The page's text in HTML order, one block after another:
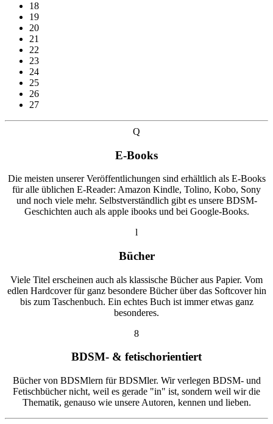
18
19
20
21
22
23
24
25
26
27
Q
E-Books
Die meisten unserer Veröffentlichungen sind erhältlich als E-Books
für alle üblichen E-Reader: Amazon Kindle, Tolino, Kobo, Sony
und noch viele mehr. Selbstverständlich gibt es unsere BDSM-
Geschichten auch als apple ibooks und bei Google-Books.
l
Bücher
Viele Titel erscheinen auch als klassische Bücher aus Papier. Vom
edlen Hardcover für ganz besondere Bücher über das Softcover hin
bis zum Taschenbuch. Ein echtes Buch ist immer etwas ganz
besonderes.
8
BDSM- & fetischorientiert
Bücher von BDSMlern für BDSMler. Wir verlegen BDSM- und
Fetischbücher nicht, weil es gerade "in" ist, sondern weil wir die
Thematik, genauso wie unsere Autoren, kennen und lieben.